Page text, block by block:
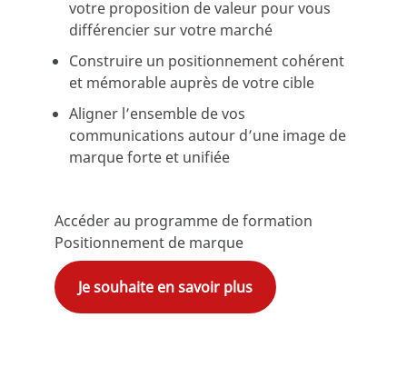
votre proposition de valeur pour vous
différencier sur votre marché
Construire un positionnement cohérent
et mémorable auprès de votre cible
Aligner l’ensemble de vos
communications autour d’une image de
marque forte et unifiée
Accéder au programme de formation
Positionnement de marque
Je souhaite en savoir plus